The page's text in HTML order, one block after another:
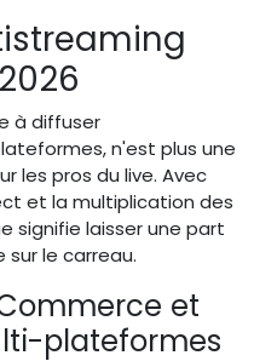
à diffuser
n'est plus une
les pros du live. Avec
et la multiplication des
signifie laisser une part
le carreau.
et
plateformes